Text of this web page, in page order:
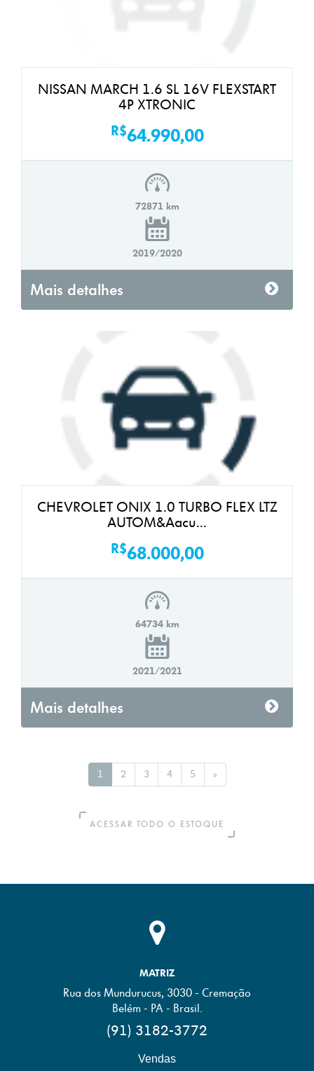
NISSAN MARCH 1.6 SL 16V FLEXSTART
4P XTRONIC
R$64.990,00
72871 km
2019/2020
Mais detalhes
CHEVROLET ONIX 1.0 TURBO FLEX LTZ
AUTOM&Aacu...
R$68.000,00
64734 km
2021/2021
Mais detalhes
1 2 3 4 5 »
ACESSAR TODO O ESTOQUE
MATRIZ
Rua dos Mundurucus, 3030 - Cremação
Belém - PA - Brasil.
(91) 3182-3772
Vendas